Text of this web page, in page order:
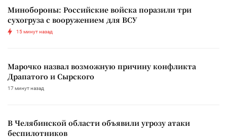
Минобороны: Российские войска поразили три
сухогруза с вооружением для ВСУ
15 минут назад
Марочко назвал возможную причину конфликта
Драпатого и Сырского
17 минут назад
В Челябинской области объявили угрозу атаки
беспилотников